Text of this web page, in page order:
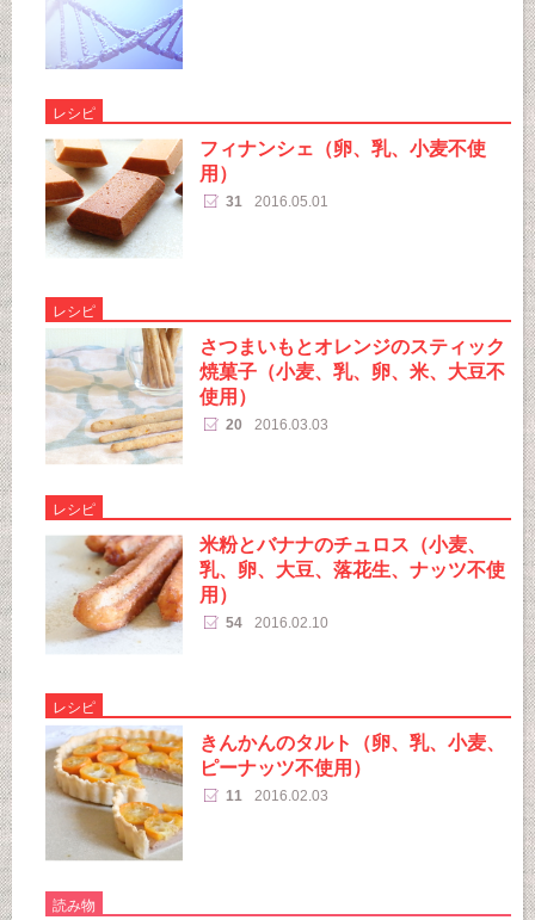
レシピ
フィナンシェ（卵、乳、小麦不使
用）
31 2016.05.01
レシピ
さつまいもとオレンジのスティック
焼菓子（小麦、乳、卵、米、大豆不
使用）
20 2016.03.03
レシピ
米粉とバナナのチュロス（小麦、
乳、卵、大豆、落花生、ナッツ不使
用）
54 2016.02.10
レシピ
きんかんのタルト（卵、乳、小麦、
ピーナッツ不使用）
11 2016.02.03
読み物